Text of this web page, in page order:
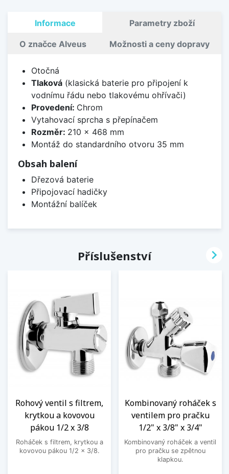
Informace Parametry zboží
O značce Alveus Možnosti a ceny dopravy
Otočná
Tlaková(klasická baterie pro připojení k
vodnímu řádu nebo tlakovému ohřívači)
Provedení: Chrom
Vytahovací sprcha s přepínačem
Rozměr: 210 x 468 mm
Montáž do standardního otvoru 35 mm
Obsah balení
Dřezová baterie
Připojovací hadičky
Montážní balíček
Příslušenství
Rohový ventil s filtrem,
krytkou a kovovou
pákou 1/2 x 3/8
Roháček s filtrem, krytkou a
kovovou pákou 1/2 x 3/8.
Kombinovaný roháček s
ventilem pro pračku
1/2" x 3/8" x 3/4"
Kombinovaný roháček a ventil
pro pračku se zpětnou
klapkou.
